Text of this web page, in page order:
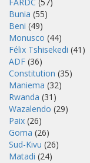
Bunia (55)
Beni (49)
Monusco (44)
Félix Tshisekedi (41)
ADF (36)
Constitution (35)
Maniema (32)
Rwanda (31)
Wazalendo (29)
Paix (26)
Goma (26)
Sud-Kivu (26)
Matadi (24)